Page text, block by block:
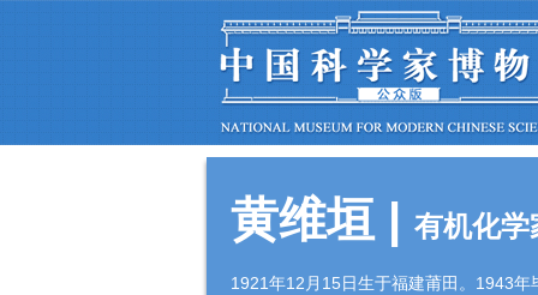
黄维垣 | 有机化学
1921年12月15日生于福建莆田。1943